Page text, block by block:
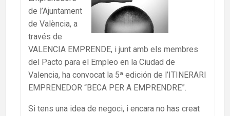
de l’Ajuntament
de València, a
través de
VALENCIA EMPRENDE, i junt amb els membres
del Pacto para el Empleo en la Ciudad de
Valencia, ha convocat la 5ª edición de l’ITINERARI
EMPRENEDOR “BECA PER A EMPRENDRE”.
Si tens una idea de negoci, i encara no has creat